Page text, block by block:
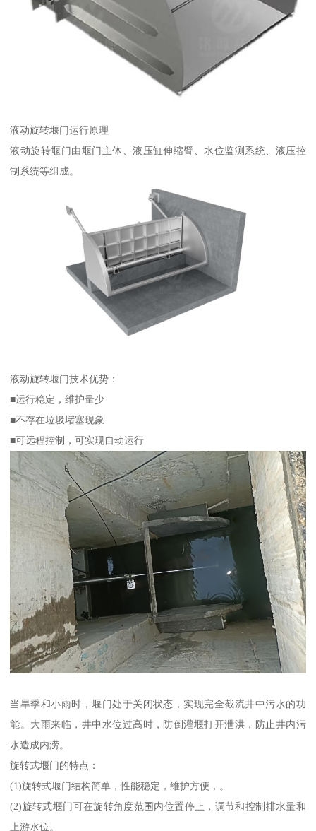
液动旋转堰门运行原理
液动旋转堰门由堰门主体、液压缸伸缩臂、水位监测系统、液压控
制系统等组成。
液动旋转堰门技术优势：
■运行稳定，维护量少
■不存在垃圾堵塞现象
■可远程控制，可实现自动运行
当旱季和小雨时，堰门处于关闭状态，实现完全截流井中污水的功
能。大雨来临，井中水位过高时，防倒灌堰打开泄洪，防止井内污
水造成内涝。
旋转式堰门的特点：
(1)旋转式堰门结构简单，性能稳定，维护方便，。
(2)旋转式堰门可在旋转角度范围内位置停止，调节和控制排水量和
上游水位。